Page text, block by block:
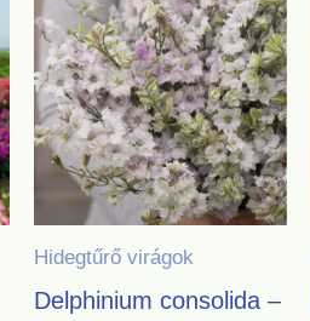
Hidegtűrő virágok
Delphinium consolida –